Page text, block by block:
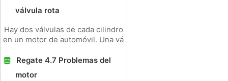
válvula rota
Hay dos válvulas de cada cilindro
en un motor de automóvil. Una vá
Regate 4.7 Problemas del
motor